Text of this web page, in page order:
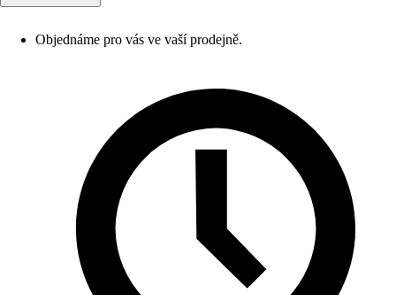
Objednáme pro vás ve vaší prodejně.